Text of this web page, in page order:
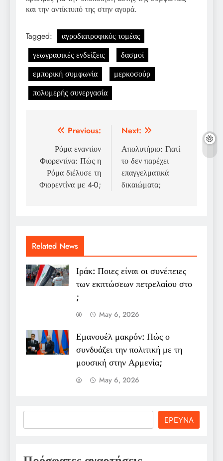
και την αντίκτυπό της στην αγορά.
Tagged:
αγροδιατροφικός τομέας
γεωγραφικές ενδείξεις
δασμοί
εμπορική συμφωνία
μερκοσούρ
πολυμερής συνεργασία
Post
navigation
Previous:
Ρόμα εναντίον
Φιορεντίνα: Πώς η
Ρόμα διέλυσε τη
Φιορεντίνα με 4-0;
Next:
Απολυτήριο: Γιατί
το δεν παρέχει
επαγγελματικά
δικαιώματα;
Related News
Ιράκ: Ποιες είναι οι συνέπειες
των εκπτώσεων πετρελαίου στο
;
May 6, 2026
Εμανουέλ μακρόν: Πώς ο
συνδυάζει την πολιτική με τη
μουσική στην Αρμενία;
May 6, 2026
ΕΡΕΥΝΑ